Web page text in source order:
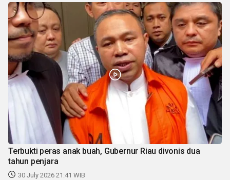
Terbukti peras anak buah, Gubernur Riau divonis dua
tahun penjara
30 July 2026 21:41 WIB